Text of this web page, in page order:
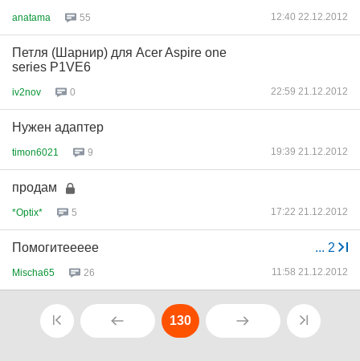
anatama 55 12:40 22.12.2012
Петля (Шарнир) для Acer Aspire one
series P1VE6
iv2nov 0 22:59 21.12.2012
Нужен адаптер
timon6021 9 19:39 21.12.2012
продам
*Optix* 5 17:22 21.12.2012
... 2
Помогитеееее
Mischa65 26 11:58 21.12.2012
130